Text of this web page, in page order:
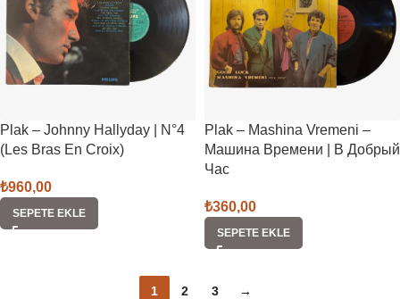
Plak – Johnny Hallyday | N°4
(Les Bras En Croix)
₺960,00
SEPETE EKLE
Plak – Mashina Vremeni –
Машина Времени | В Добрый
Час
₺360,00
SEPETE EKLE
1 2 3 →